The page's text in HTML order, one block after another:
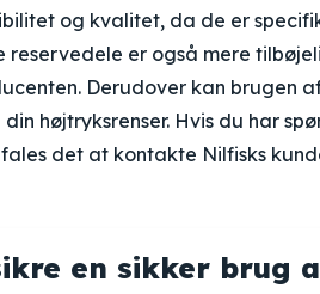
og kvalitet, da de er
reservedele er også mere
Derudover kan brugen
højtryksrenser. Hvis du har
det at kontakte Nilfisks
en sikker brug